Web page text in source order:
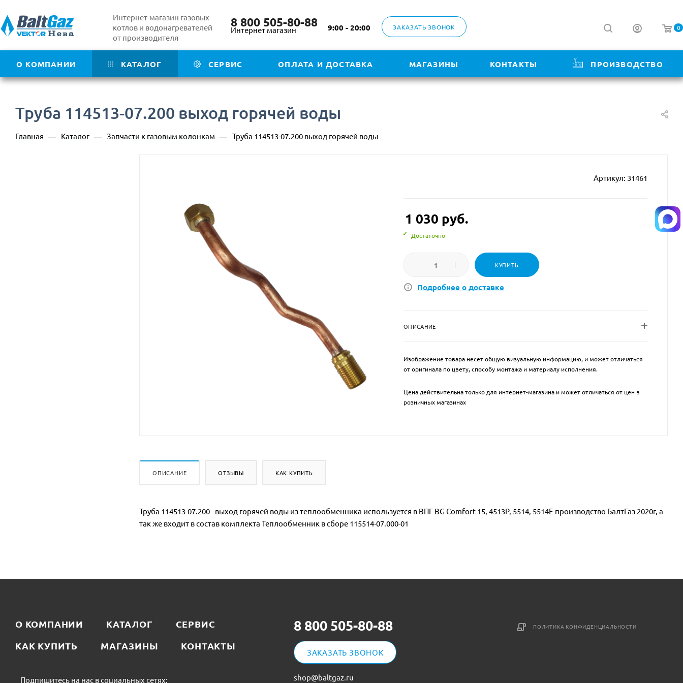
Интернет-магазин газовых
котлов и водонагревателей
от производителя
8 800 505-80-88
Интернет магазин 9:00 - 20:00 ЗАКАЗАТЬ ЗВОНОК 0
О КОМПАНИИ КАТАЛОГ СЕРВИС ОПЛАТА И ДОСТАВКА МАГАЗИНЫ КОНТАКТЫ ПРОИЗВОДСТВО
Труба 114513-07.200 выход горячей воды
Главная — Каталог — Запчасти к газовым колонкам — Труба 114513-07.200 выход горячей воды
Артикул: 31461
1 030 руб.
Достаточно
КУПИТЬ
Подробнее о доставке
ОПИСАНИЕ
Изображение товара несет общую визуальную информацию, и может отличаться
от оригинала по цвету, способу монтажа и материалу исполнения.
Цена действительна только для интернет-магазина и может отличаться от цен в
розничных магазинах
ОПИСАНИЕ ОТЗЫВЫ КАК КУПИТЬ
Труба 114513-07.200 - выход горячей воды из теплообменника используется в ВПГ BG Comfort 15, 4513Р, 5514, 5514Е производство БалтГаз 2020г, а
так же входит в состав комплекта Теплообменник в сборе 115514-07.000-01
О КОМПАНИИ КАТАЛОГ
СЕРВИС
КАК КУПИТЬ
МАГАЗИНЫ КОНТАКТЫ
Подпишитесь на нас в социальных сетях:
8 800 505-80-88
ЗАКАЗАТЬ ЗВОНОК
shop@baltgaz.ru
ПОЛИТИКА КОНФИДЕНЦИАЛЬНОСТИ